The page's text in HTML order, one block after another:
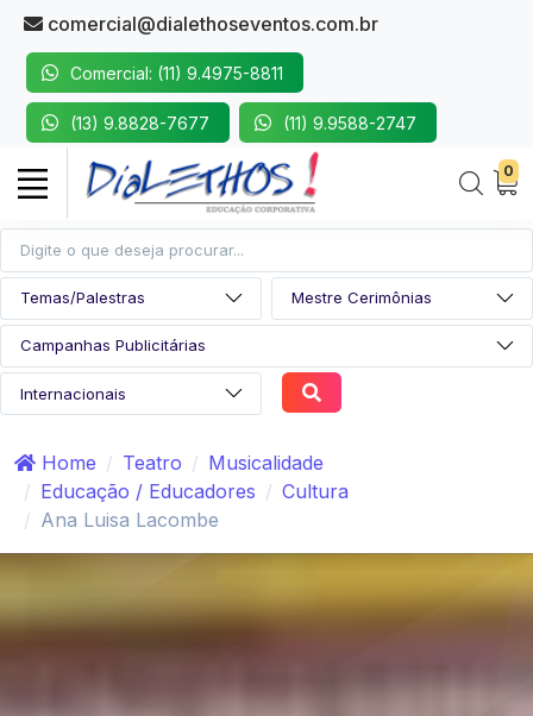
comercial@dialethoseventos.com.br
Comercial: (11) 9.4975-8811
(13) 9.8828-7677 (11) 9.9588-2747
0
Home Teatro
Musicalidade
Educação / Educadores
Cultura
Ana Luisa Lacombe